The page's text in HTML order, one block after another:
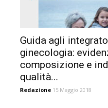
Guida agli
ginecologia:
composizione e
qualità...
Redazione 15 Maggio 2018